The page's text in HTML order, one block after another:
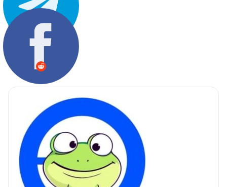
Paylaş: